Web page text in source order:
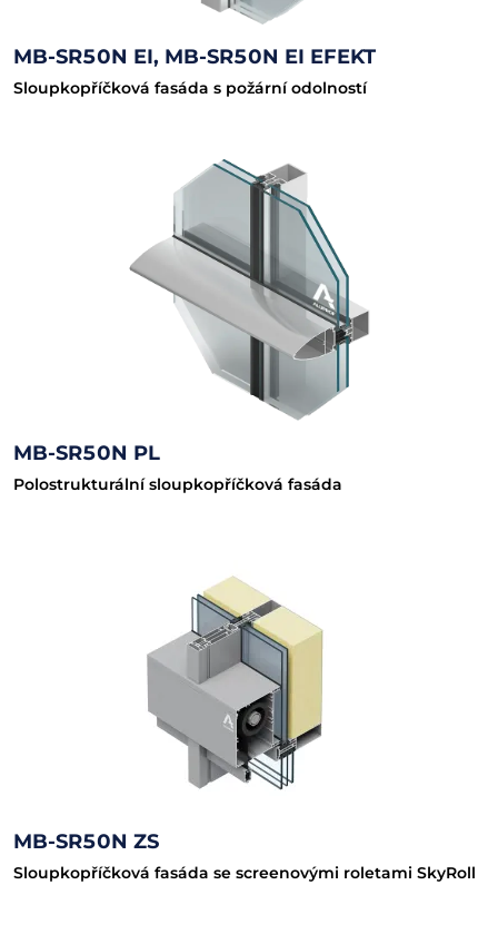
MB-SR50N EI, MB-SR50N EI EFEKT
Sloupkopříčková fasáda s požární odolností
MB-SR50N PL
Polostrukturální sloupkopříčková fasáda
MB-SR50N ZS
Sloupkopříčková fasáda se screenovými roletami SkyRoll